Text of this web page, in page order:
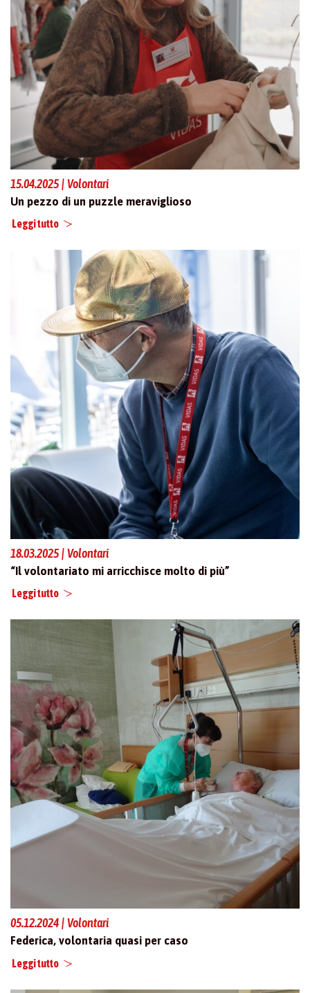
15.04.2025 | Volontari
Un pezzo di un puzzle meraviglioso
Leggi tutto
18.03.2025 | Volontari
“Il volontariato mi arricchisce molto di più”
Leggi tutto
05.12.2024 | Volontari
Federica, volontaria quasi per caso
Leggi tutto